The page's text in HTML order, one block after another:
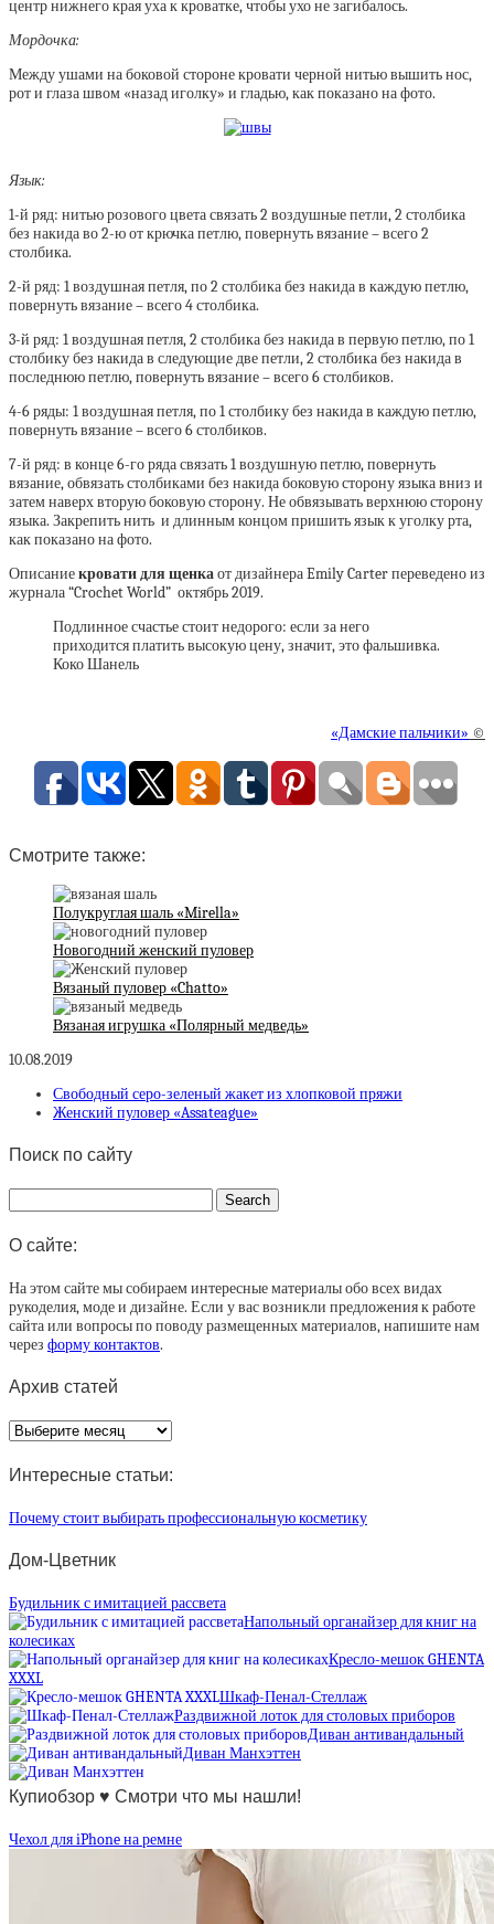
центр нижнего края уха к кроватке, чтобы ухо не загибалось.
Мордочка:
Между ушами на боковой стороне кровати черной нитью вышить нос,
рот и глаза швом «назад иголку» и гладью, как показано на фото.
Язык:
1-й ряд: нитью розового цвета связать 2 воздушные петли, 2 столбика
без накида во 2-ю от крючка петлю, повернуть вязание – всего 2
столбика.
2-й ряд: 1 воздушная петля, по 2 столбика без накида в каждую петлю,
повернуть вязание – всего 4 столбика.
3-й ряд: 1 воздушная петля, 2 столбика без накида в первую петлю, по 1
столбику без накида в следующие две петли, 2 столбика без накида в
последнюю петлю, повернуть вязание – всего 6 столбиков.
4-6 ряды: 1 воздушная петля, по 1 столбику без накида в каждую петлю,
повернуть вязание – всего 6 столбиков.
7-й ряд: в конце 6-го ряда связать 1 воздушную петлю, повернуть
вязание, обвязать столбиками без накида боковую сторону языка вниз и
затем наверх вторую боковую сторону. Не обвязывать верхнюю сторону
языка. Закрепить нить и длинным концом пришить язык к уголку рта,
как показано на фото.
Описаниекровати для щенкаот дизайнера Emily Carter переведено из
журнала “Crochet World” октябрь 2019.
Подлинное счастье стоит недорого: если за него
приходится платить высокую цену, значит, это фальшивка.
Коко Шанель
«Дамские пальчики» ©
Смотрите также:
Полукруглая шаль «Mirella»
Новогодний женский пуловер
Вязаный пуловер «Chatto»
Вязаная игрушка «Полярный медведь»
10.08.2019
Свободный серо-зеленый жакет из хлопковой пряжи
Женский пуловер «Assateague»
Поиск по сайту
О сайте:
На этом сайте мы собираем интересные материалы обо всех видах
рукоделия, моде и дизайне. Если у вас возникли предложения к работе
сайта или вопросы по поводу размещенных материалов, напишите нам
через форму контактов.
Архив статей
Архив
статей
Интересные статьи:
Почему стоит выбирать профессиональную косметику
Дом-Цветник
Будильник с имитацией рассвета
Напольный органайзер для книг на
колесиках
Кресло-мешок GHENTA
XXXL
Шкаф-Пенал-Стеллаж
Раздвижной лоток для столовых приборов
Диван антивандальный
Диван Манхэттен
Купиобзор ♥ Смотри что мы нашли!
Чехол для iPhone на ремне